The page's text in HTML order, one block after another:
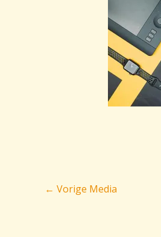
Bericht
navigatie
← Vorige Media